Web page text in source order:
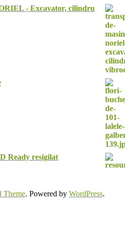
- Excavator, cilindru
Ready resigilat
Theme. Powered by WordPress.